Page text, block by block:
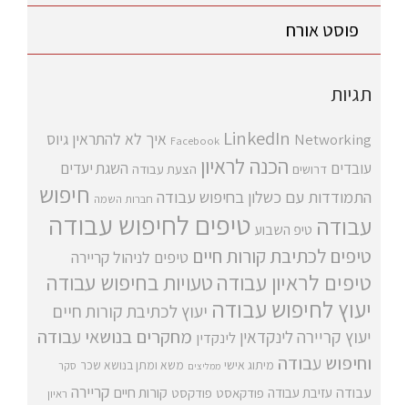
פוסט אורח
תגיות
Facebook LinkedIn Networking איך לא להתראין גיוס
עובדים דרושים הכנה לראיון הצעת עבודה השגת יעדים
התמודדות עם כשלון בחיפוש עבודה חברות השמה חיפוש
עבודה טיפ השבוע טיפים לחיפוש עבודה
טיפים לכתיבת קורות חיים טיפים לניהול קריירה
טיפים לראיון עבודהטעויות בחיפוש עבודה
יעוץ לחיפוש עבודה יעוץ לכתיבת קורות חיים
יעוץ קריירה לינקדאין לינקדין מחקרים בנושאי עבודה
וחיפוש עבודה מיתוג אישי ממליצים משא ומתן בנושא שכר סקר
עבודה עזיבת עבודה פודקאסט פודקסט קורות חיים קריירה ראיון